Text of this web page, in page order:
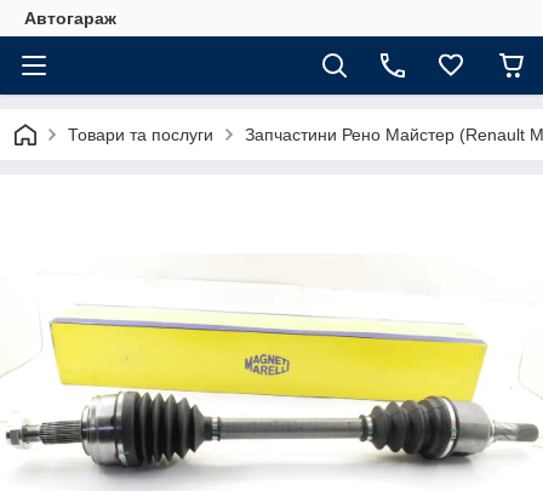
Автогараж
Товари та послуги Запчастини Рено Майстер (Renault